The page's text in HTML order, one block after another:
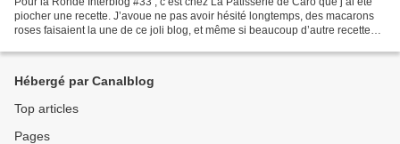
piocher une recette. J’avoue ne pas avoir hésité longtemps, des macarons
roses faisaient la une de ce joli blog, et même si beaucoup d’autre recettes
Hébergé par Canalblog
Top articles
Pages